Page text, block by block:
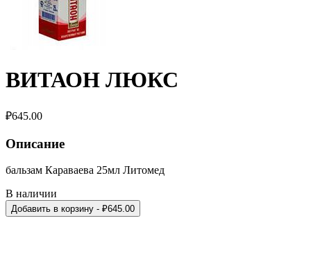
ВИТАОН ЛЮКС
₽645.00
Описание
бальзам Караваева 25мл Литомед
В наличии
Добавить в корзину - ₽645.00